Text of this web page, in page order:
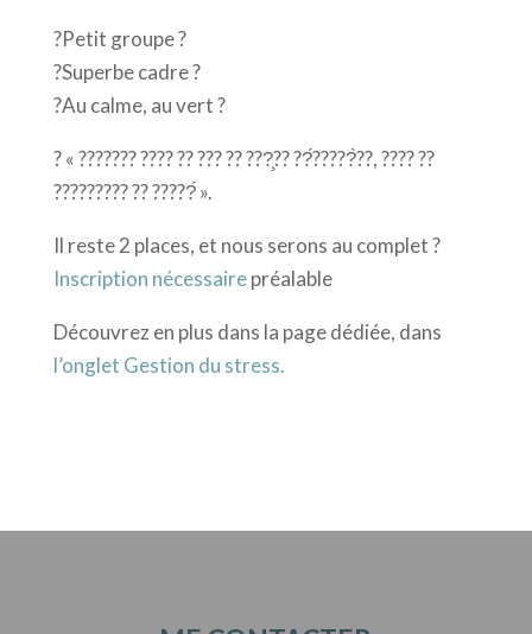
?Petit groupe ?
?Superbe cadre ?
?Au calme, au vert ?
? « ??????? ???? ?? ??? ?? ???̧?? ??́?????̀??, ???? ??
????????? ?? ?????́ ».
Il reste 2 places, et nous serons au complet ?
Inscription nécessairepréalable
Découvrez en plus dans la page dédiée, dans
l’onglet Gestion du stress.